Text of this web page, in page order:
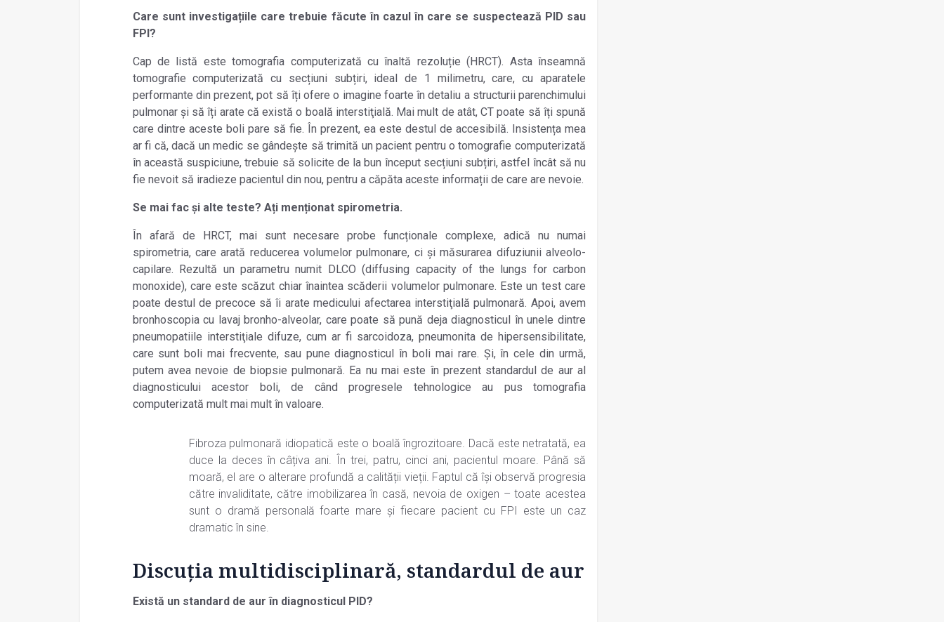
Care sunt investigațiile care trebuie făcute în cazul în care se suspectează PID sau
FPI?
Cap de listă este tomografia computerizată cu înaltă rezoluție (HRCT). Asta înseamnă
tomografie computerizată cu secțiuni subțiri, ideal de 1 milimetru, care, cu aparatele
performante din prezent, pot să îți ofere o imagine foarte în detaliu a structurii parenchimului
pulmonar și să îți arate că există o boală interstiţială. Mai mult de atât, CT poate să îți spună
care dintre aceste boli pare să fie. În prezent, ea este destul de accesibilă. Insistența mea
ar fi că, dacă un medic se gândește să trimită un pacient pentru o tomografie computerizată
în această suspiciune, trebuie să solicite de la bun început secțiuni subțiri, astfel încât să nu
fie nevoit să iradieze pacientul din nou, pentru a căpăta aceste informații de care are nevoie.
Se mai fac și alte teste? Ați menționat spirometria.
În afară de HRCT, mai sunt necesare probe funcționale complexe, adică nu numai
spirometria, care arată reducerea volumelor pulmonare, ci și măsurarea difuziunii alveolo-
capilare. Rezultă un parametru numit DLCO (diffusing capacity of the lungs for carbon
monoxide), care este scăzut chiar înaintea scăderii volumelor pulmonare. Este un test care
poate destul de precoce să îi arate medicului afectarea interstiţială pulmonară. Apoi, avem
bronhoscopia cu lavaj bronho-alveolar, care poate să pună deja diagnosticul în unele dintre
pneumopatiile interstiţiale difuze, cum ar fi sarcoidoza, pneumonita de hipersensibilitate,
care sunt boli mai frecvente, sau pune diagnosticul în boli mai rare. Și, în cele din urmă,
putem avea nevoie de biopsie pulmonară. Ea nu mai este în prezent standardul de aur al
diagnosticului acestor boli, de când progresele tehnologice au pus tomografia
computerizată mult mai mult în valoare.
Fibroza pulmonară idiopatică este o boală îngrozitoare. Dacă este netratată, ea
duce la deces în câțiva ani. În trei, patru, cinci ani, pacientul moare. Până să
moară, el are o alterare profundă a calității vieții. Faptul că își observă progresia
către invaliditate, către imobilizarea în casă, nevoia de oxigen – toate acestea
sunt o dramă personală foarte mare și fiecare pacient cu FPI este un caz
dramatic în sine.
Discuția multidisciplinară, standardul de aur
Există un standard de aur în diagnosticul PID?